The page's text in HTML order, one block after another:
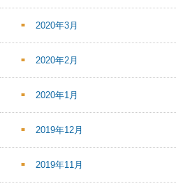
2020年3月
2020年2月
2020年1月
2019年12月
2019年11月